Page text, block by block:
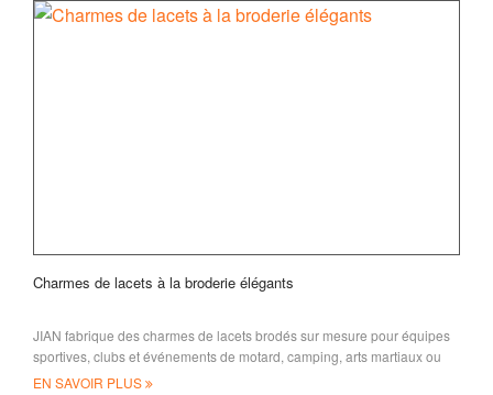
Charmes de lacets à la broderie élégants
JIAN fabrique des charmes de lacets brodés sur mesure pour équipes
sportives, clubs et événements de motard, camping, arts martiaux ou
tout autre sport
EN SAVOIR PLUS